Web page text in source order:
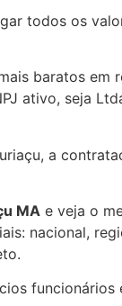
todos os
baratos em
ativo, seja
a
MA e veja o
nacional,
funcionários